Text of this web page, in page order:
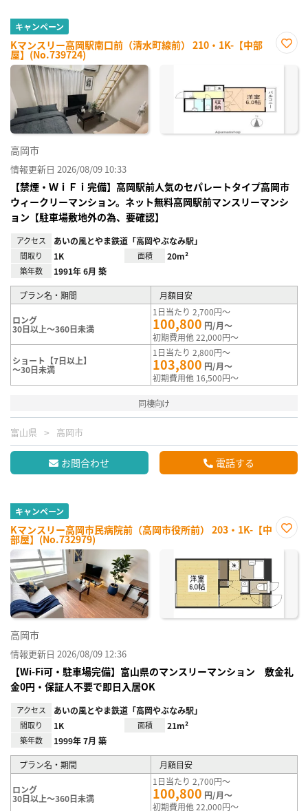
キャンペーン
Kマンスリー高岡駅南口前（清水町線前） 210・1K-【中部
屋】(No.739724)
に入
高岡市
情報更新日 2026/08/09 10:33
【禁煙・ＷｉＦｉ完備】高岡駅前人気のセパレートタイプ高岡市
ウィークリーマンション。ネット無料高岡駅前マンスリーマンシ
ョン【駐車場敷地外の為、要確認】
アクセス あいの風とやま鉄道「高岡やぶなみ駅」
間取り 1K 面積 20m²
築年数 1991年 6月 築
プラン名・期間 月額目安
ロング
30日以上～360日未満
1日当たり 2,700円～
100,800 円/月～
初期費用他 22,000円～
ショート【7日以上】
～30日未満
1日当たり 2,800円～
103,800 円/月～
初期費用他 16,500円～
同棲向け
富山県 高岡市
お問合わせ 電話する
キャンペーン
Kマンスリー高岡市民病院前（高岡市役所前） 203・1K-【中
部屋】(No.732979)
に入
高岡市
情報更新日 2026/08/09 12:36
【Wi-Fi可・駐車場完備】富山県のマンスリーマンション 敷金礼
金0円・保証人不要で即日入居OK
アクセス あいの風とやま鉄道「高岡やぶなみ駅」
間取り 1K 面積 21m²
築年数 1999年 7月 築
プラン名・期間 月額目安
ロング
30日以上～360日未満
1日当たり 2,700円～
100,800 円/月～
初期費用他 22,000円～